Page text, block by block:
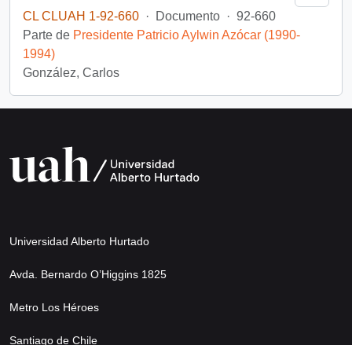
CL CLUAH 1-92-660 · Documento · 92-660
Parte de Presidente Patricio Aylwin Azócar (1990-
1994)
González, Carlos
Universidad Alberto Hurtado
Avda. Bernardo O’Higgins 1825
Metro Los Héroes
Santiago de Chile